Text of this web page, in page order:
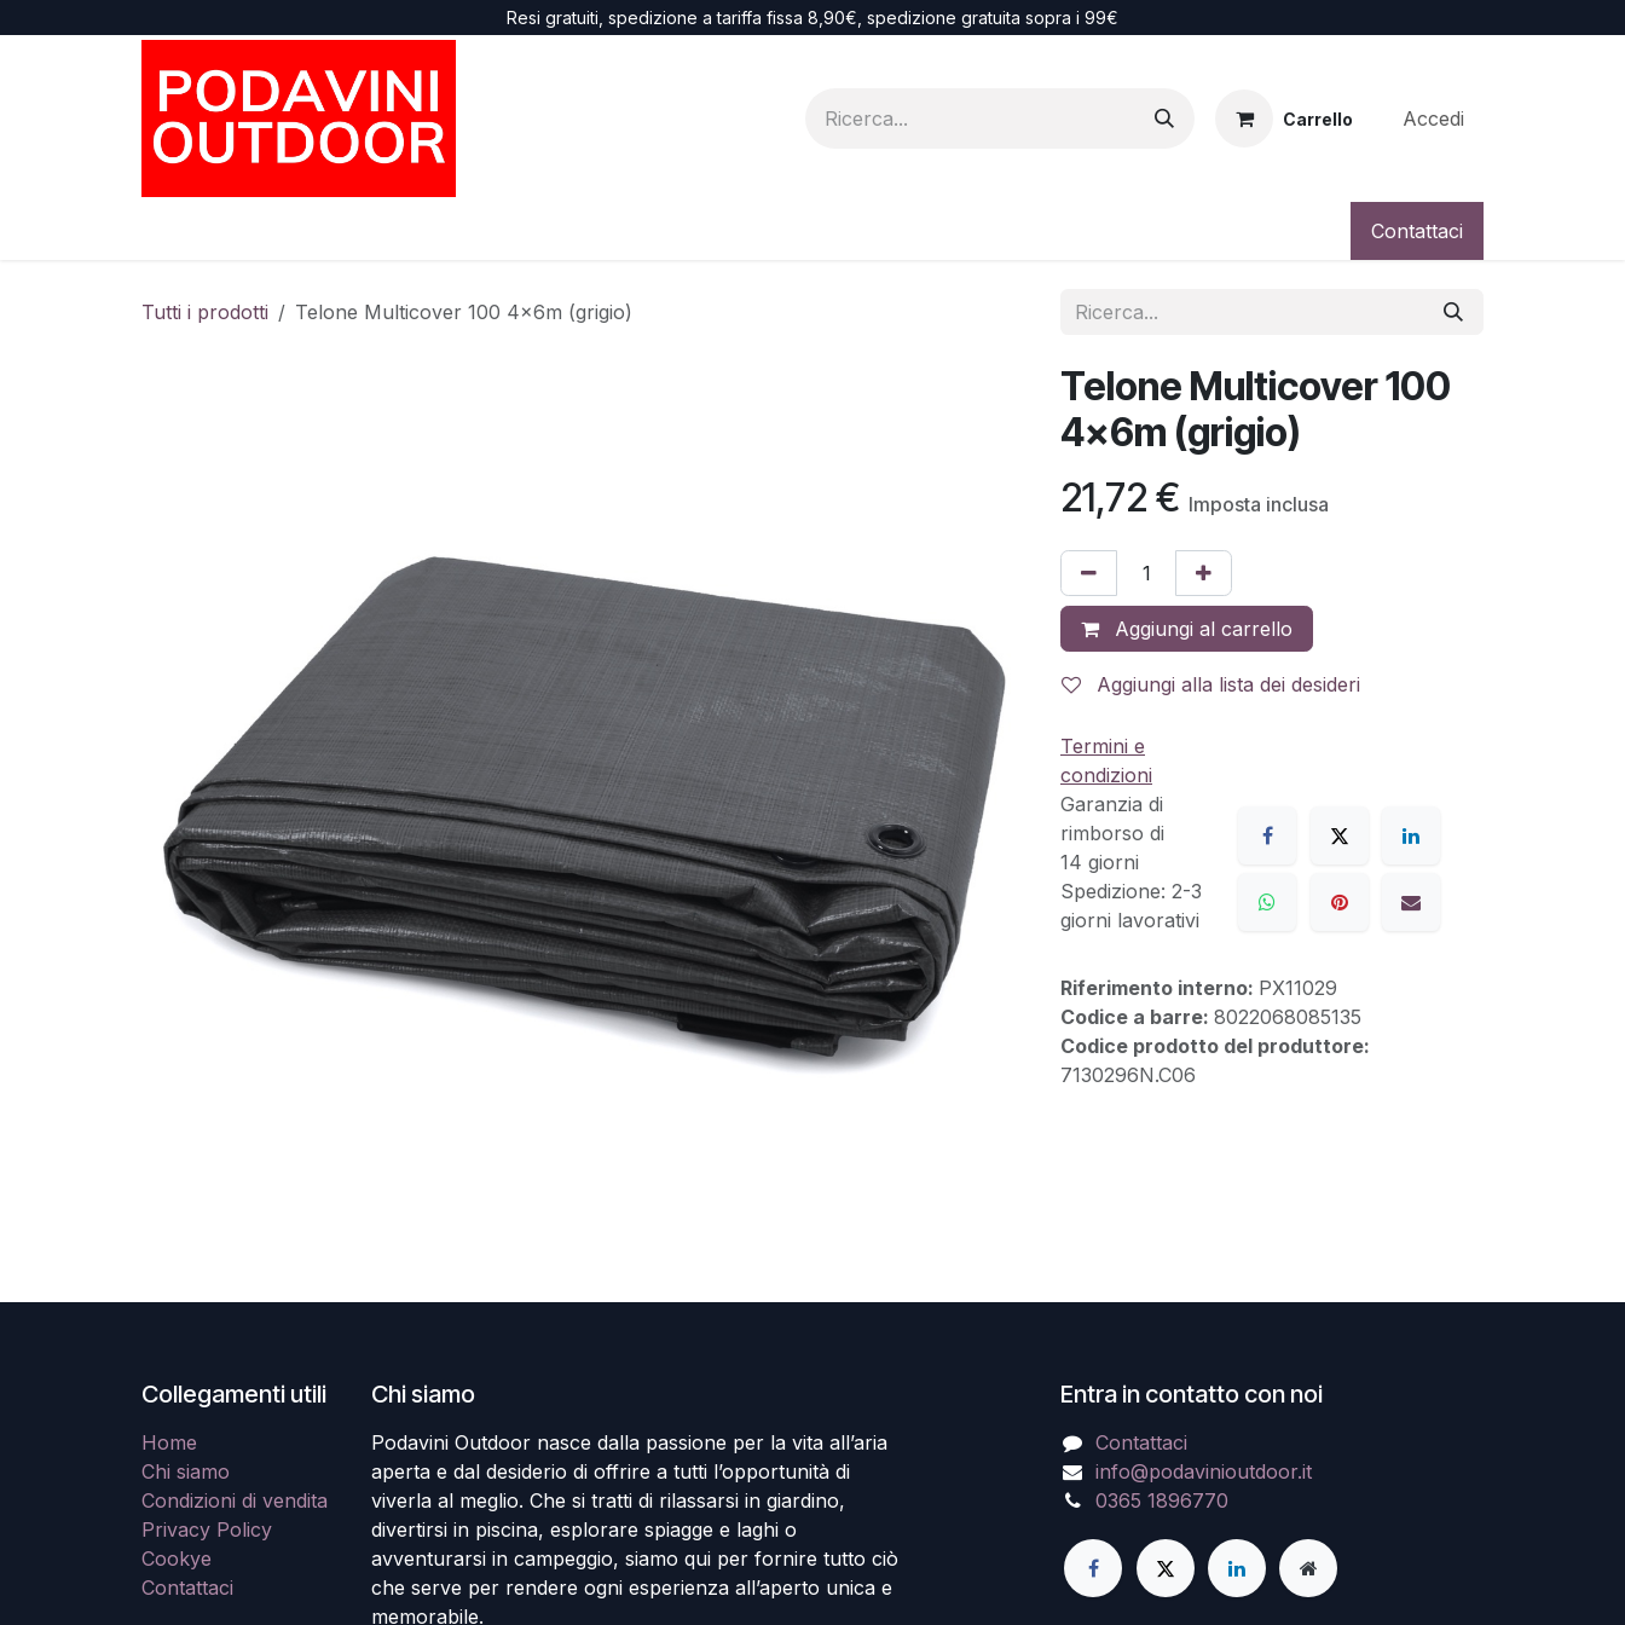
Resi gratuiti, spedizione a tariffa fissa 8,90€, spedizione gratuita sopra i 99€
Carrello Accedi
Contattaci
Tutti i prodotti Telone Multicover 100 4x6m (grigio)
Telone Multicover 100
4x6m (grigio)
21,72 € Imposta inclusa
Aggiungi al carrello
Aggiungi alla lista dei desideri
Termini e
condizioni
Garanzia di
rimborso di
14 giorni
Spedizione: 2-3
giorni lavorativi
Riferimento interno: PX11029
Codice a barre: 8022068085135
Codice prodotto del produttore:
7130296N.C06
Collegamenti utili
Home
Chi siamo
Condizioni di vendita
Privacy Policy
Cookye
Contattaci
Chi siamo
Podavini Outdoor nasce dalla passione per la vita all’aria
aperta e dal desiderio di offrire a tutti l’opportunità di
viverla al meglio. Che si tratti di rilassarsi in giardino,
divertirsi in piscina, esplorare spiagge e laghi o
avventurarsi in campeggio, siamo qui per fornire tutto ciò
che serve per rendere ogni esperienza all’aperto unica e
memorabile.
Entra in contatto con noi
Contattaci
info@podavinioutdoor.it
0365 1896770